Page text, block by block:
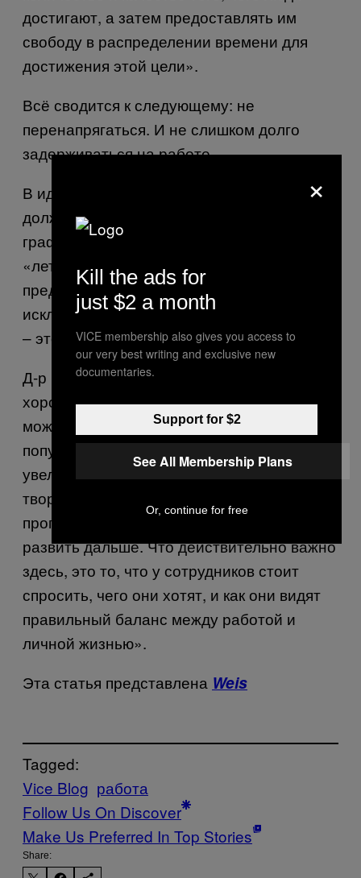
достигают, а затем предоставлять им
свободу в распределении времени для
достижения этой цели».
Всё сводится к следующему: не
перенапрягаться. И не слишком долго
задерживаться на работе.
В идеальном мире, наши начальники
должны стремится адаптировать наши
графики. Половина дня в пятницу или
«летняя пятница», когда сотрудникам
предоставляются длинные выходные
исключительно в течение летних месяцев
– это и будет золотая середина.
Д-р Роуз объясняет, что это могут быть
хорошие варианты для компаний, то с чего
можно начать. «Если они окажутся
популярными, работоспособными и
увеличат производительность и
творческий потенциал или уменьшат
прогулы или текучесть кадров, их можно
развить дальше. Что действительно важно
здесь, это то, что у сотрудников стоит
спросить, чего они хотят, и как они видят
правильный баланс между работой и
личной жизнью».
Эта статья представлена Weis
Tagged:
Vice Blog работа
Follow Us On Discover
Make Us Preferred In Top Stories
Share:
×
Kill the ads for
just $2 a month
VICE membership also gives you access to
our very best writing and exclusive new
documentaries.
Support for $2
See All Membership Plans
Or, continue for free